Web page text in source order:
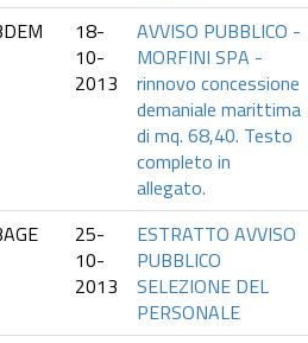
18-
10-
2013
AVVISO PUBBLICO -
MORFINI SPA -
rinnovo concessione
demaniale marittima
di mq. 68,40. Testo
completo in
allegato.
25-
10-
2013
ESTRATTO AVVISO
PUBBLICO
SELEZIONE DEL
PERSONALE